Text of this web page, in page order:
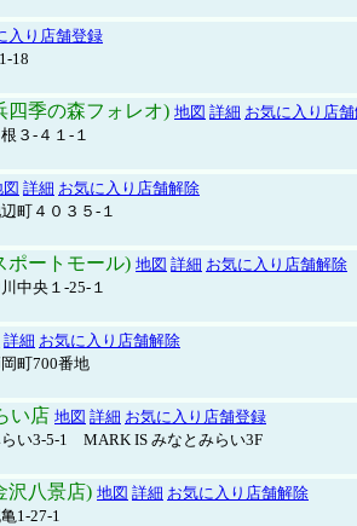
入り店舗登録
18
四季の森フォレオ) 地図 詳細 お気に入り店
３-４１-１
詳細 お気に入り店舗解除
町４０３５-１
ポートモール) 地図 詳細 お気に入り店舗解除
中央１-25-１
詳細 お気に入り店舗解除
町700番地
い店 地図 詳細 お気に入り店舗登録
い3-5-1 MARK IS みなとみらい3F
沢八景店) 地図 詳細 お気に入り店舗解除
1-27-1